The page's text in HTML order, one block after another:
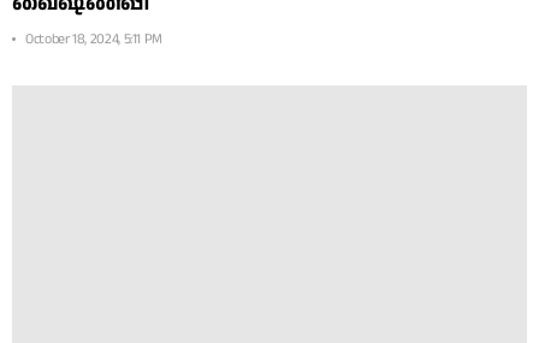
October 18, 2024, 5:11 PM